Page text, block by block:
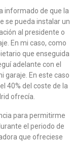
informado de que la
se pueda instalar un
al presidente o
En mi caso, como
que enseguida
adelante con el
garaje. En este caso
40% del coste de la
ofrecía.
para permitirme
el periodo de
que ofreciese